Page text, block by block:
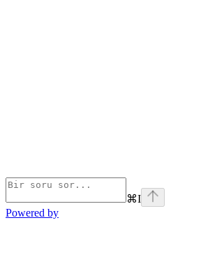
⌘I
Powered by